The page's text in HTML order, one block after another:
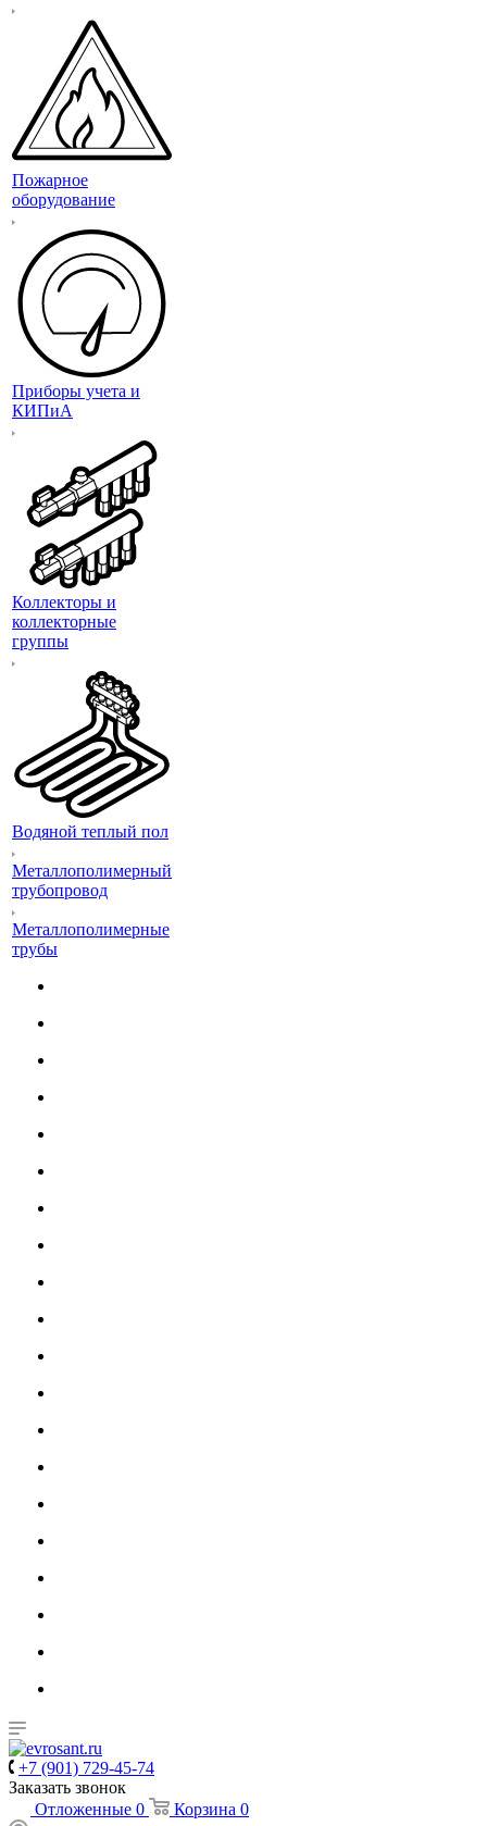
Пожарное
оборудование
Приборы учета и
КИПиА
Коллекторы и
коллекторные
группы
Водяной теплый пол
Металлополимерный
трубопровод
Металлополимерные
трубы
+7 (901) 729-45-74
Заказать звонок
Отложенные 0 Корзина 0